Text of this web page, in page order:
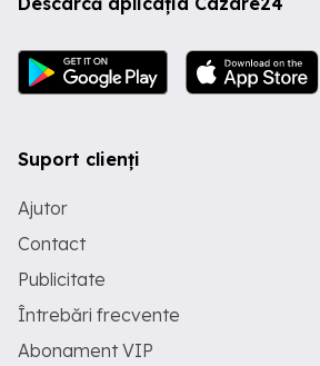
Suport clienți
Ajutor
Contact
Publicitate
Întrebări frecvente
Abonament VIP